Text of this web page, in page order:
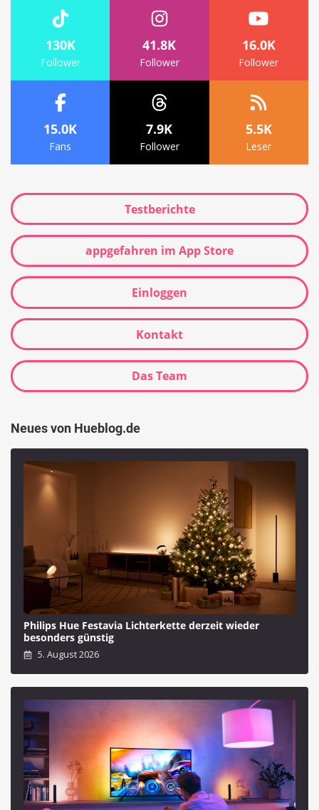
130K
Follower
41.8K
Follower
16.0K
Follower
15.0K
Fans
7.9K
Follower
5.5K
Leser
Testberichte
appgefahren im App Store
Einloggen
Kontakt
Das Team
Neues von Hueblog.de
Philips Hue Festavia Lichterkette derzeit wieder
besonders günstig
5. August 2026